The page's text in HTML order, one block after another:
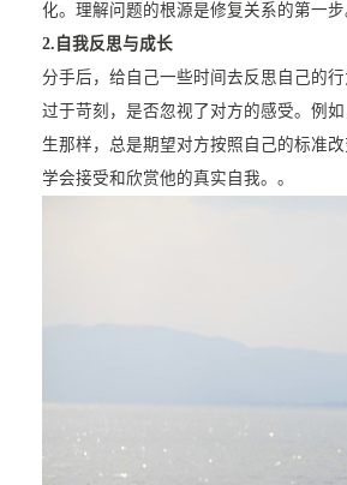
化。理解问题的根源是修复关系的第一步
2. 自我反思与成长
分手后，给自己一些时间去反思自己的
过于苛刻，是否忽视了对方的感受。例
生那样，总是期望对方按照自己的标准
学会接受和欣赏他的真实自我。。